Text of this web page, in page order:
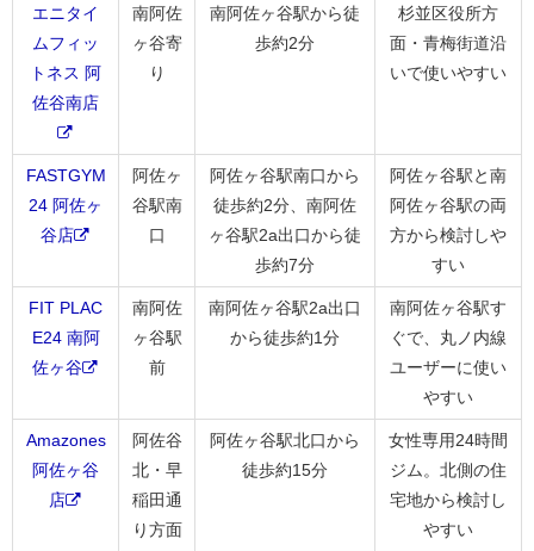
エニタイ
ムフィッ
トネス 阿
佐谷南店
南阿佐
ヶ谷寄
り
南阿佐ヶ谷駅から徒
歩約2分
杉並区役所方
面・青梅街道沿
いで使いやすい
FASTGYM
24 阿佐ヶ
谷店
阿佐ヶ
谷駅南
口
阿佐ヶ谷駅南口から
徒歩約2分、南阿佐
ヶ谷駅2a出口から徒
歩約7分
阿佐ヶ谷駅と南
阿佐ヶ谷駅の両
方から検討しや
すい
FIT PLAC
E24 南阿
佐ヶ谷
南阿佐
ヶ谷駅
前
南阿佐ヶ谷駅2a出口
から徒歩約1分
南阿佐ヶ谷駅す
ぐで、丸ノ内線
ユーザーに使い
やすい
Amazones
阿佐ヶ谷
店
阿佐谷
北・早
稲田通
り方面
阿佐ヶ谷駅北口から
徒歩約15分
女性専用24時間
ジム。北側の住
宅地から検討し
やすい